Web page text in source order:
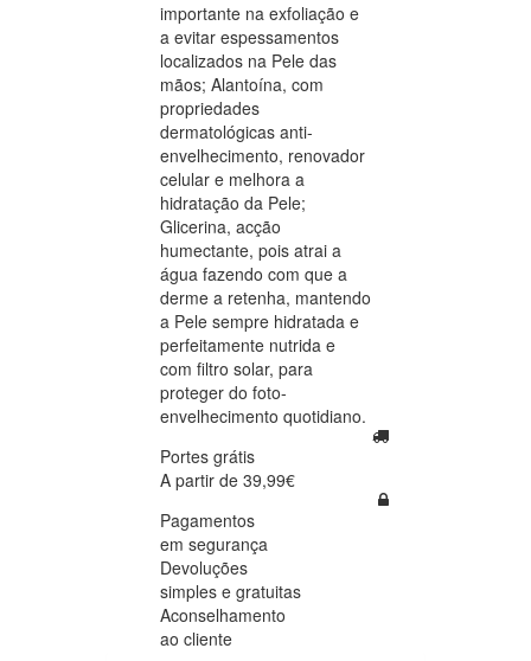
importante na exfoliação e
a evitar espessamentos
localizados na Pele das
mãos; Alantoína, com
propriedades
dermatológicas anti-
envelhecimento, renovador
celular e melhora a
hidratação da Pele;
Glicerina, acção
humectante, pois atrai a
água fazendo com que a
derme a retenha, mantendo
a Pele sempre hidratada e
perfeitamente nutrida e
com filtro solar, para
proteger do foto-
envelhecimento quotidiano.
Portes grátis
A partir de 39,99€
Pagamentos
em segurança
Devoluções
simples e gratuitas
Aconselhamento
ao cliente